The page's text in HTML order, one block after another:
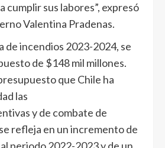
cumplir sus labores”, expresó
Valentina Pradenas.
de incendios 2023-2024, se
de $148 mil millones.
que Chile ha
las
y de combate de
refleja en un incremento de